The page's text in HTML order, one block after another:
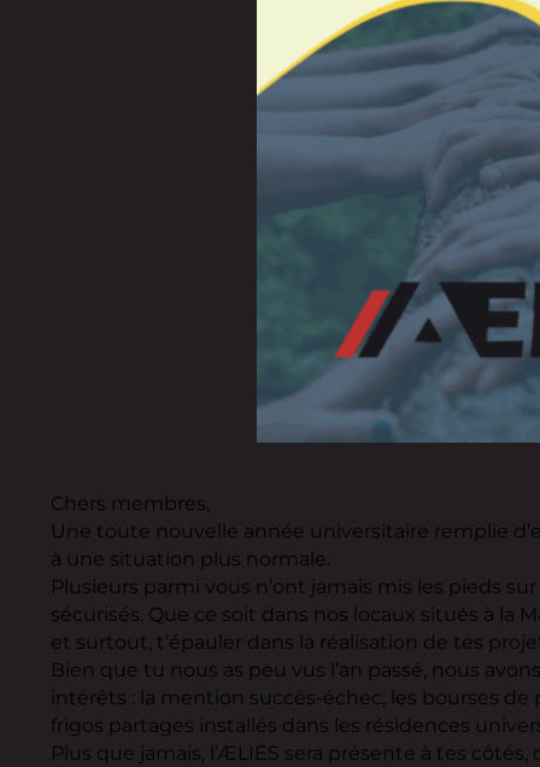
Chers membres,
Une toute nouvelle année universitaire remplie
à une situation plus normale.
Plusieurs parmi vous n’ont jamais mis les pieds
sécurisés. Que ce soit dans nos locaux situés à la
et surtout, t’épauler dans la réalisation de tes
Bien que tu nous as peu vus l’an passé, nous
intérêts : la mention succès-échec, les bourses
frigos partages installés dans les résidences
Plus que jamais, l’ÆLIÉS sera présente à tes